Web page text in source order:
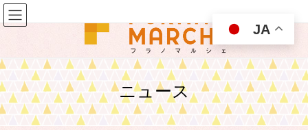
コ
ン
ツ
移
動
ナ
ビ
シ
ン
に
ニュース
JA